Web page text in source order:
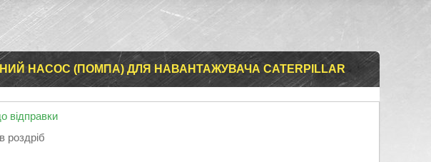
НАСОС (ПОМПА) ДЛЯ НАВАНТАЖУВАЧА CATERPILLAR
відправки
роздріб